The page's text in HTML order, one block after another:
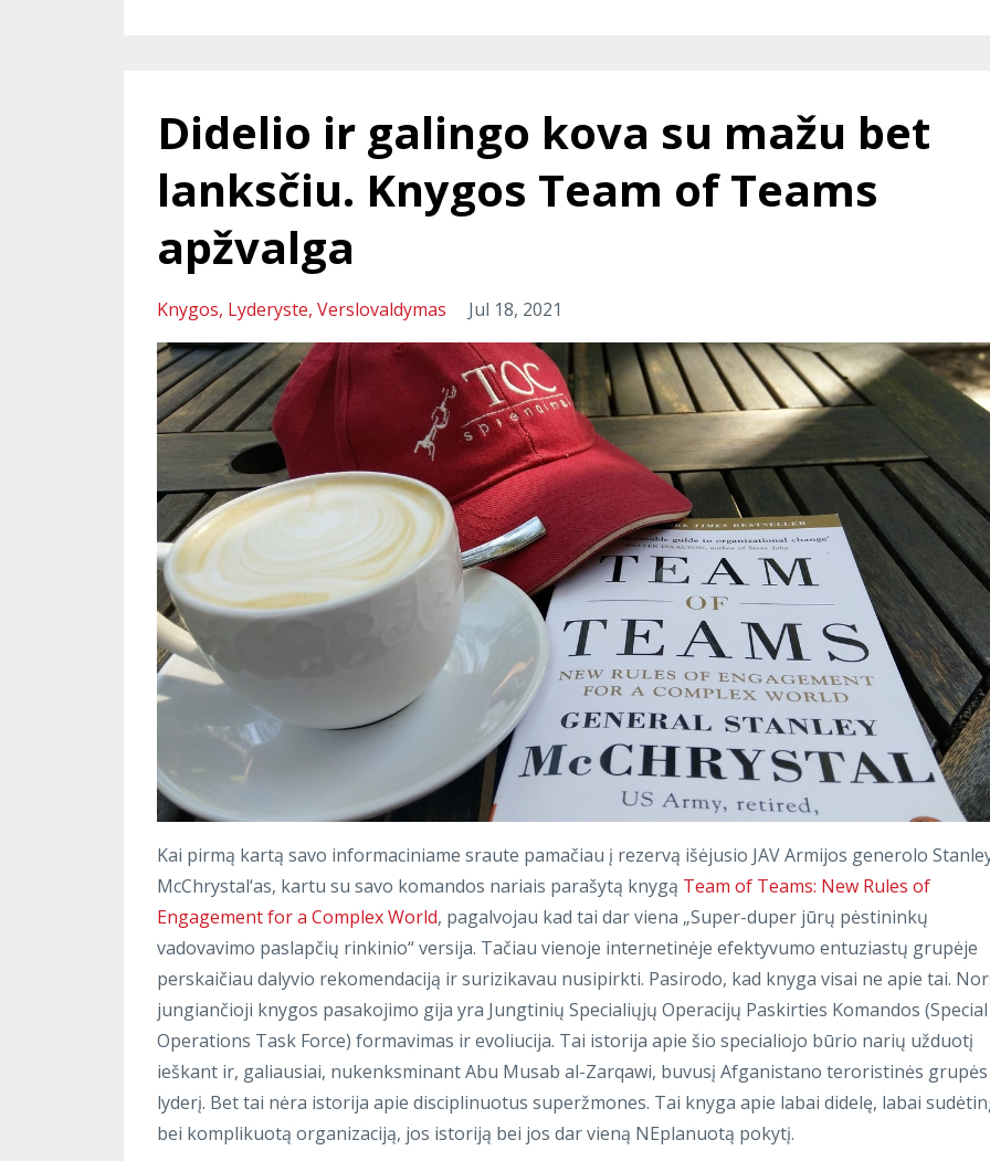
Didelio ir galingo kova su mažu bet
lanksčiu. Knygos Team of Teams
apžvalga
Knygos Lyderyste Verslovaldymas Jul 18, 2021
Kai pirmą kartą savo informaciniame sraute pamačiau į rezervą išėjusio JAV Armijos generolo
McChrystal‘as, kartu su savo komandos nariais parašytą knygą Team of Teams: New Rules of
Engagement for a Complex World, pagalvojau kad tai dar viena „Super-duper jūrų pėstininkų
vadovavimo paslapčių rinkinio“ versija. Tačiau vienoje internetinėje efektyvumo entuziastų grupėje
perskaičiau dalyvio rekomendaciją ir surizikavau nusipirkti. Pasirodo, kad knyga visai ne apie tai.
jungiančioji knygos pasakojimo gija yra Jungtinių Specialiųjų Operacijų Paskirties Komandos (Special
Operations Task Force) formavimas ir evoliucija. Tai istorija apie šio specialiojo būrio narių užduotį
ieškant ir, galiausiai, nukenksminant Abu Musab al-Zarqawi, buvusį Afganistano teroristinės grupės
lyderį. Bet tai nėra istorija apie disciplinuotus superžmones. Tai knyga apie labai didelę, labai
bei komplikuotą organizaciją, jos istoriją bei jos dar vieną NEplanuotą pokytį.